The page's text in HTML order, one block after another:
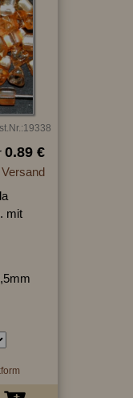
0.89 €
Versand
mit